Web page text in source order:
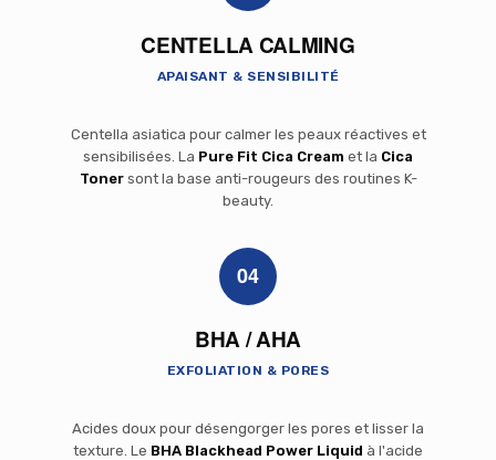
CENTELLA CALMING
APAISANT & SENSIBILITÉ
Centella asiatica pour calmer les peaux réactives et
sensibilisées. La Pure Fit Cica Cream et la Cica
Tonersont la base anti-rougeurs des routines K-
beauty.
04
BHA / AHA
EXFOLIATION & PORES
Acides doux pour désengorger les pores et lisser la
texture. Le BHA Blackhead Power Liquid à l'acide